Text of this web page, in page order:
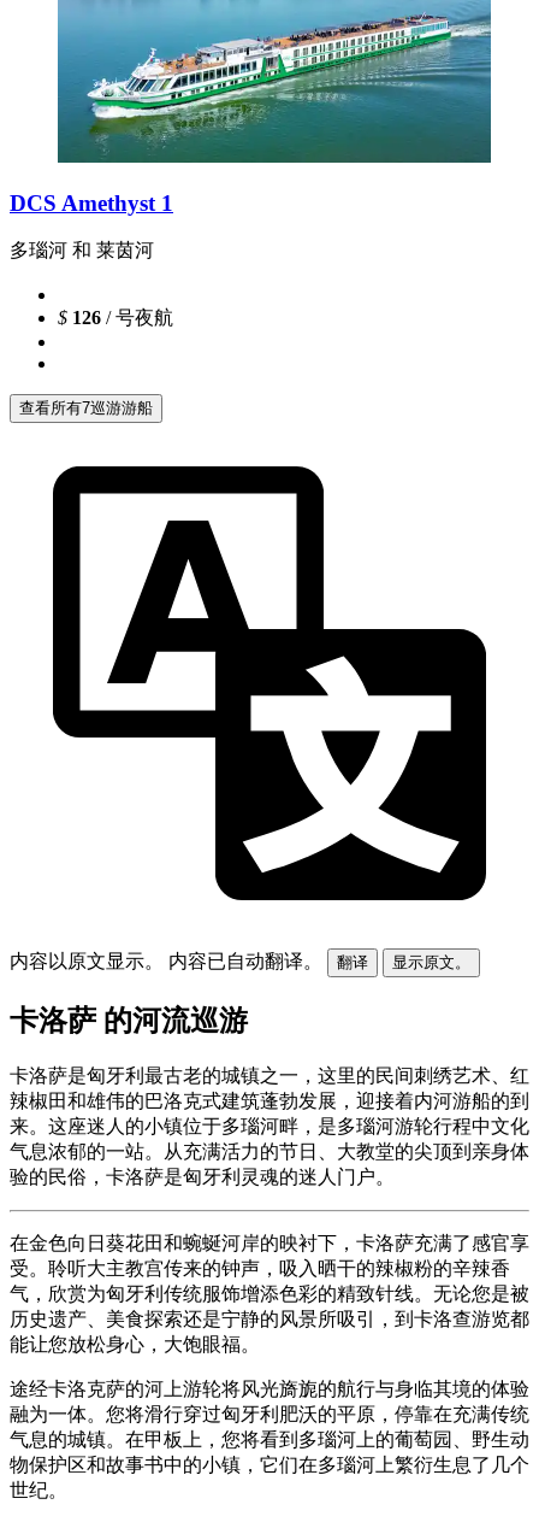
DCS Amethyst 1
多瑙河 和 莱茵河
$ 126 / 号夜航
查看所有7巡游游船
内容以原文显示。 内容已自动翻译。 翻译 显示原文。
卡洛萨 的河流巡游
卡洛萨是匈牙利最古老的城镇之一，这里的民间刺绣艺术、红
辣椒田和雄伟的巴洛克式建筑蓬勃发展，迎接着内河游船的到
来。这座迷人的小镇位于多瑙河畔，是多瑙河游轮行程中文化
气息浓郁的一站。从充满活力的节日、大教堂的尖顶到亲身体
验的民俗，卡洛萨是匈牙利灵魂的迷人门户。
在金色向日葵花田和蜿蜒河岸的映衬下，卡洛萨充满了感官享
受。聆听大主教宫传来的钟声，吸入晒干的辣椒粉的辛辣香
气，欣赏为匈牙利传统服饰增添色彩的精致针线。无论您是被
历史遗产、美食探索还是宁静的风景所吸引，到卡洛查游览都
能让您放松身心，大饱眼福。
途经卡洛克萨的河上游轮将风光旖旎的航行与身临其境的体验
融为一体。您将滑行穿过匈牙利肥沃的平原，停靠在充满传统
气息的城镇。在甲板上，您将看到多瑙河上的葡萄园、野生动
物保护区和故事书中的小镇，它们在多瑙河上繁衍生息了几个
世纪。